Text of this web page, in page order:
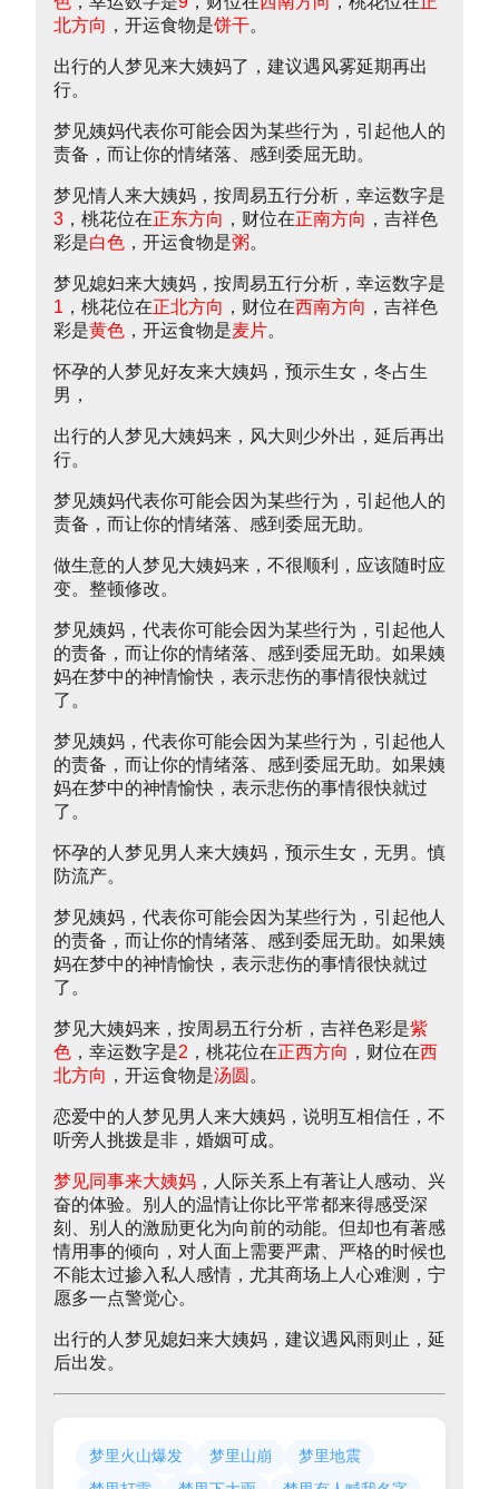
北方向 ，开运食物是饼干。
出行的人梦见来大姨妈了，建议遇风雾延期再出
行。
梦见姨妈代表你可能会因为某些行为，引起他人的
责备，而让你的情绪落、感到委屈无助。
梦见情人来大姨妈，按周易五行分析，幸运数字是
3 ，桃花位在正东方向 ，财位在正南方向 ，吉祥色
彩是白色 ，开运食物是粥。
梦见媳妇来大姨妈，按周易五行分析，幸运数字是
1 ，桃花位在正北方向 ，财位在西南方向 ，吉祥色
彩是黄色 ，开运食物是麦片。
怀孕的人梦见好友来大姨妈，预示生女，冬占生
男，
出行的人梦见大姨妈来，风大则少外出，延后再出
行。
梦见姨妈代表你可能会因为某些行为，引起他人的
责备，而让你的情绪落、感到委屈无助。
做生意的人梦见大姨妈来，不很顺利，应该随时应
变。整顿修改。
梦见姨妈，代表你可能会因为某些行为，引起他人
的责备，而让你的情绪落、感到委屈无助。如果姨
妈在梦中的神情愉快，表示悲伤的事情很快就过
了。
梦见姨妈，代表你可能会因为某些行为，引起他人
的责备，而让你的情绪落、感到委屈无助。如果姨
妈在梦中的神情愉快，表示悲伤的事情很快就过
了。
怀孕的人梦见男人来大姨妈，预示生女，无男。慎
防流产。
梦见姨妈，代表你可能会因为某些行为，引起他人
的责备，而让你的情绪落、感到委屈无助。如果姨
妈在梦中的神情愉快，表示悲伤的事情很快就过
了。
梦见大姨妈来，按周易五行分析，吉祥色彩是紫
色 ，幸运数字是2 ，桃花位在正西方向 ，财位在西
北方向 ，开运食物是汤圆 。
恋爱中的人梦见男人来大姨妈，说明互相信任，不
听旁人挑拨是非，婚姻可成。
梦见同事来大姨妈 ，人际关系上有著让人感动、兴
奋的体验。别人的温情让你比平常都来得感受深
刻、别人的激励更化为向前的动能。但却也有著感
情用事的倾向，对人面上需要严肃、严格的时候也
不能太过掺入私人感情，尤其商场上人心难测，宁
愿多一点警觉心。
出行的人梦见媳妇来大姨妈，建议遇风雨则止，延
后出发。
梦里火山爆发 梦里山崩
梦里地震